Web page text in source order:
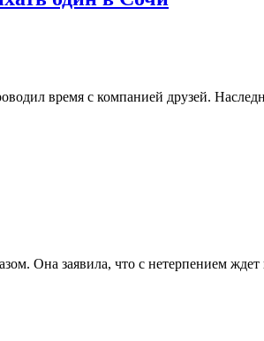
время с компанией друзей.
Она заявила, что с нетерпением